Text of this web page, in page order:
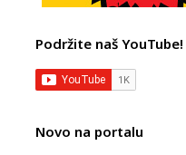
Podržite naš YouTube!
Novo na portalu